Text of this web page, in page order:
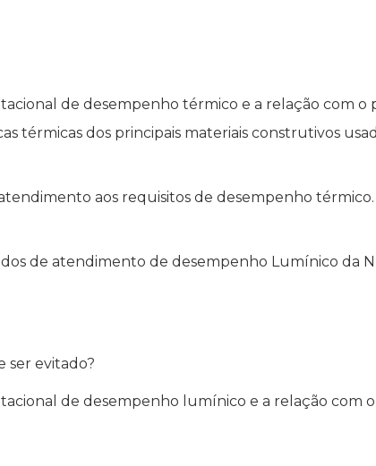
de desempenho térmico e a relação com
térmicas dos principais materiais construtivos
aos requisitos de desempenho térmico.
de atendimento de desempenho Lumínico da
ser evitado?
de desempenho lumínico e a relação com